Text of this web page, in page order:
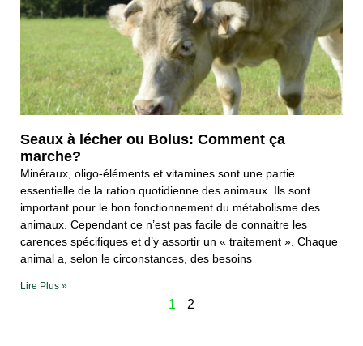
Seaux à lécher ou Bolus: Comment ça
marche?
Minéraux, oligo-éléments et vitamines sont une partie
essentielle de la ration quotidienne des animaux. Ils sont
important pour le bon fonctionnement du métabolisme des
animaux. Cependant ce n’est pas facile de connaitre les
carences spécifiques et d’y assortir un « traitement ». Chaque
animal a, selon le circonstances, des besoins
Lire Plus »
1 2